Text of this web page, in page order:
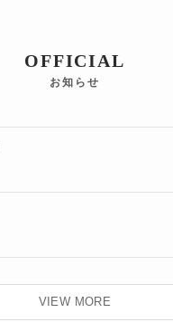
OFFICIAL
お知らせ
VIEW MORE